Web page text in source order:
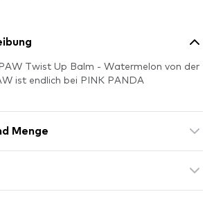
Twist Up Balm - Watermelon von der
ist endlich bei PINK PANDA
Menge